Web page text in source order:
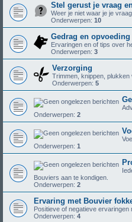
Stel gerust je vraag
Weer je niet waar je je
Onderwerpen: 10
Gedrag en opvoeding
Ervaringen en of tips over
Onderwerpen: 3
Verzorging
Trimmen, knippen, plukken
Onderwerpen: 5
Onderwerpen: 2
Onderwerpen: 1
Bouviers aan te kondigen.
Onderwerpen: 2
Ervaring met Bouvier
Positieve of negatieve ervaringen
Onderwerpen: 4